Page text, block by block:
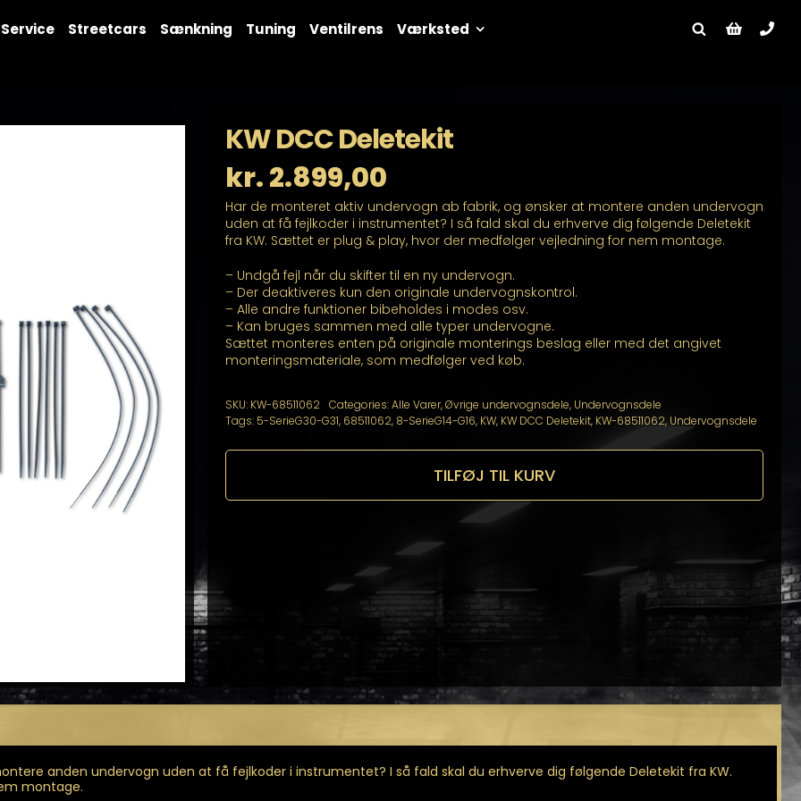
Service Streetcars Sænkning Tuning Ventilrens Værksted
KW DCC Deletekit
kr.2.899,00
Har de monteret aktiv undervogn ab fabrik, og ønsker at montere anden undervogn
uden at få fejlkoder i instrumentet? I så fald skal du erhverve dig følgende Deletekit
fra KW. Sættet er plug & play, hvor der medfølger vejledning for nem montage.
– Undgå fejl når du skifter til en ny undervogn.
– Der deaktiveres kun den originale undervognskontrol.
– Alle andre funktioner bibeholdes i modes osv.
– Kan bruges sammen med alle typer undervogne.
Sættet monteres enten på originale monterings beslag eller med det angivet
monteringsmateriale, som medfølger ved køb.
SKU: KW-68511062 Categories:Alle Varer,Øvrige undervognsdele, Undervognsdele
Tags: 5-SerieG30-G31, 68511062, 8-SerieG14-G16, KW, KW DCC Deletekit, KW-68511062, Undervognsdele
TILFØJ TIL KURV
anden undervogn uden at få fejlkoder i instrumentet? I så fald skal du erhverve dig følgende Deletekit fra KW.
montage.